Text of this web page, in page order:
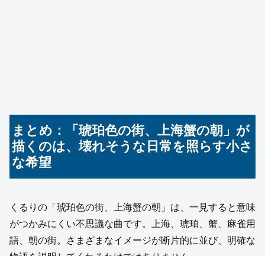
まとめ：「琥珀色の街、上海蟹の朝」が
描くのは、壊れそうな日常を照らす小さ
な希望
くるりの「琥珀色の街、上海蟹の朝」は、一見すると意味
がつかみにくい不思議な曲です。上海、琥珀、蟹、麻雀用
語、朝の街。さまざまなイメージが断片的に並び、明確な